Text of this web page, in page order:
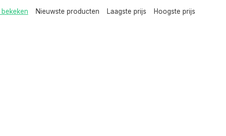
Nieuwste producten Laagste prijs Hoogste prijs